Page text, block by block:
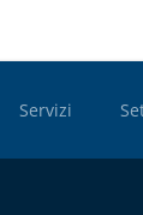
Servizi